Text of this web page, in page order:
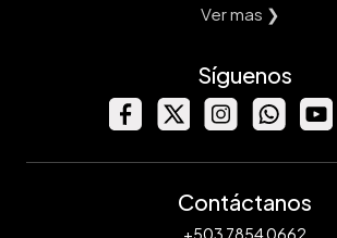
Ver mas ❯
Síguenos
Contáctanos
+503 7854 0662